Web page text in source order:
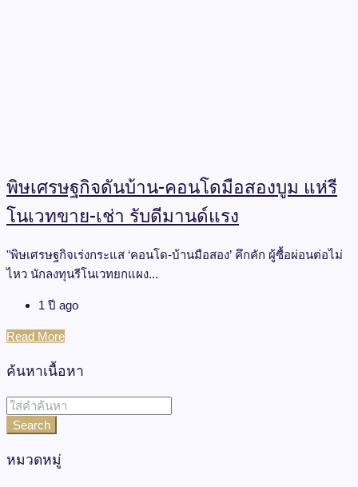
พิษเศรษฐกิจดันบ้าน-คอนโดมือสองบูม แห่รี
โนเวทขาย-เช่า รับดีมานด์แรง
"พิษเศรษฐกิจเร่งกระแส ‘คอนโด-บ้านมือสอง’ คึกคัก ผู้ซื้อผ่อนต่อไม่
ไหว นักลงทุนรีโนเวทยกแผง...
1 ปี ago
Read More
ค้นหาเนื้อหา
Search
หมวดหมู่